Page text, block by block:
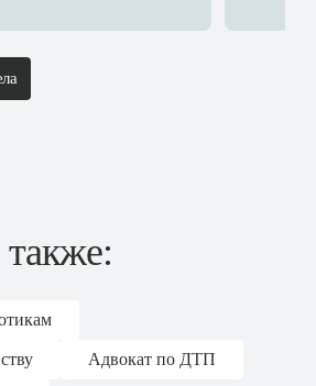
Адвокат по ДТП